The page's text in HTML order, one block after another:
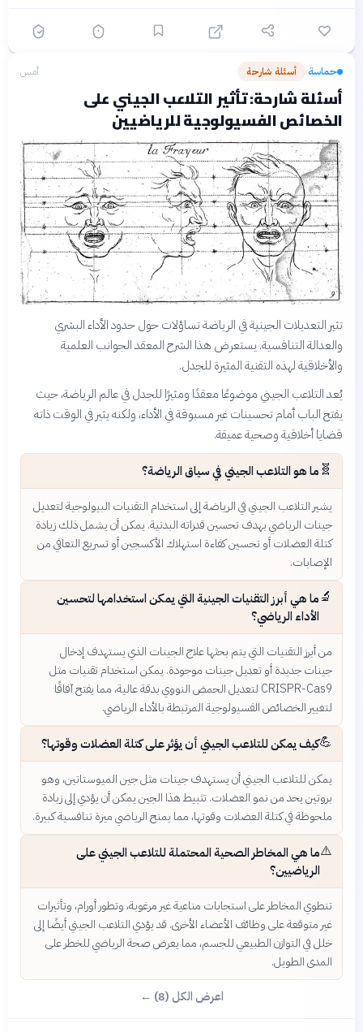
حماسة› أسئلة شارحة أمس
أسئلة شارحة: تأثير التلاعب الجيني على
الخصائص الفسيولوجية للرياضيين
تثير التعديلات الجينية في الرياضة تساؤلات حول حدود الأداء البشري
والعدالة التنافسية. يستعرض هذا الشرح المعقد الجوانب العلمية
والأخلاقية لهذه التقنية المثيرة للجدل.
يُعد التلاعب الجيني موضوعًا معقدًا ومثيرًا للجدل في عالم الرياضة، حيث
يفتح الباب أمام تحسينات غير مسبوقة في الأداء، ولكنه يثير في الوقت ذاته
قضايا أخلاقية وصحية عميقة.
🧬 ما هو التلاعب الجيني في سياق الرياضة؟
يشير التلاعب الجيني في الرياضة إلى استخدام التقنيات البيولوجية لتعديل
جينات الرياضي بهدف تحسين قدراته البدنية. يمكن أن يشمل ذلك زيادة
كتلة العضلات أو تحسين كفاءة استهلاك الأكسجين أو تسريع التعافي من
الإصابات.
🔬ما هي أبرز التقنيات الجينية التي يمكن استخدامها لتحسين
الأداء الرياضي؟
من أبرز التقنيات التي يتم بحثها علاج الجينات الذي يستهدف إدخال
جينات جديدة أو تعديل جينات موجودة. يمكن استخدام تقنيات مثل
CRISPR-Cas9 لتعديل الحمض النووي بدقة عالية، مما يفتح آفاقًا
لتغيير الخصائص الفسيولوجية المرتبطة بالأداء الرياضي.
💪كيف يمكن للتلاعب الجيني أن يؤثر على كتلة العضلات وقوتها؟
يمكن للتلاعب الجيني أن يستهدف جينات مثل جين الميوستاتين، وهو
بروتين يحد من نمو العضلات. تثبيط هذا الجين يمكن أن يؤدي إلى زيادة
ملحوظة في كتلة العضلات وقوتها، مما يمنح الرياضي ميزة تنافسية كبيرة.
⚠️ما هي المخاطر الصحية المحتملة للتلاعب الجيني على
الرياضيين؟
تنطوي المخاطر على استجابات مناعية غير مرغوبة، وتطور أورام، وتأثيرات
غير متوقعة على وظائف الأعضاء الأخرى. قد يؤدي التلاعب الجيني أيضًا إلى
خلل في التوازن الطبيعي للجسم، مما يعرض صحة الرياضي للخطر على
المدى الطويل.
اعرض الكل (8) ←